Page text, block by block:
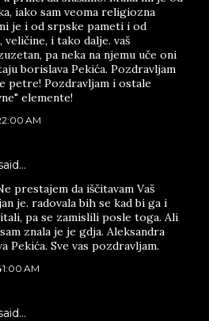
iako sam veoma religiozna
je i od srpske pameti i od
i tako dalje. vaš
pa neka na njemu uče oni
borislava Pekića. Pozdravljam
petre! Pozdravljam i ostale
elemente!
AM
prestajem da iščitavam Vaš
je. radovala bih se kad bi ga i
pa se zamislili posle toga. Ali
znala je je gdja. Aleksandra
Pekića. Sve vas pozdravljam.
AM